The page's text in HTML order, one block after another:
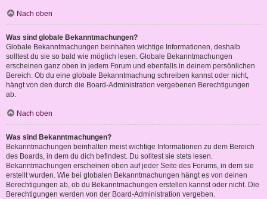
Nach oben
Was sind globale Bekanntmachungen?
Globale Bekanntmachungen beinhalten wichtige Informationen, deshalb
solltest du sie so bald wie möglich lesen. Globale Bekanntmachungen
erscheinen ganz oben in jedem Forum und ebenfalls in deinem persönlichen
Bereich. Ob du eine globale Bekanntmachung schreiben kannst oder nicht,
hängt von den durch die Board-Administration vergebenen Berechtigungen
ab.
Nach oben
Was sind Bekanntmachungen?
Bekanntmachungen beinhalten meist wichtige Informationen zu dem Bereich
des Boards, in dem du dich befindest. Du solltest sie stets lesen.
Bekanntmachungen erscheinen oben auf jeder Seite des Forums, in dem sie
erstellt wurden. Wie bei globalen Bekanntmachungen hängt es von deinen
Berechtigungen ab, ob du Bekanntmachungen erstellen kannst oder nicht. Die
Berechtigungen werden von der Board-Administration vergeben.